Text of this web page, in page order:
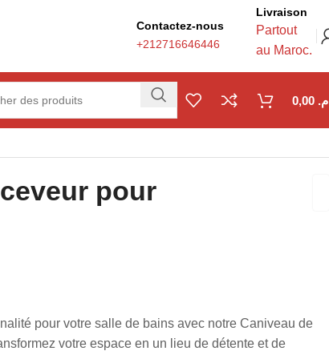
Contactez-nous
+212716646446
Livraison
Partout
au Maroc.
pour
pour votre salle de bains avec notre Caniveau de
votre espace en un lieu de détente et de